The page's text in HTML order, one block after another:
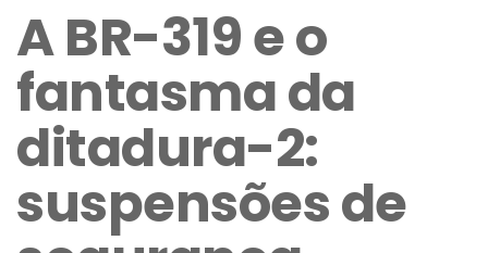
A BR-319 e o
fantasma da
ditadura-2:
suspensões de